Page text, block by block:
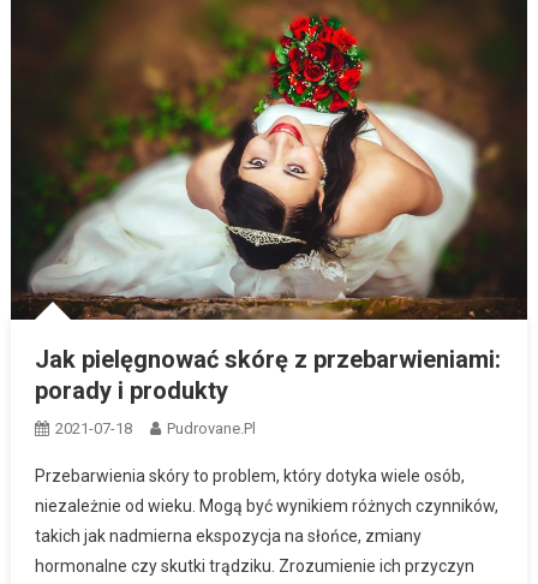
Jak pielęgnować skórę z przebarwieniami:
porady i produkty
2021-07-18 Pudrovane.pl
Przebarwienia skóry to problem, który dotyka wiele osób,
niezależnie od wieku. Mogą być wynikiem różnych czynników,
takich jak nadmierna ekspozycja na słońce, zmiany
hormonalne czy skutki trądziku. Zrozumienie ich przyczyn